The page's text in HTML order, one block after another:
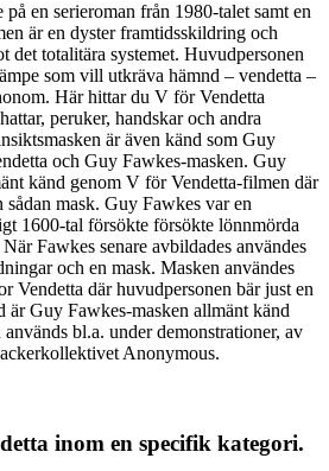
en serieroman från 1980-talet samt en
är en dyster framtidsskildring och
det totalitära systemet. Huvudpersonen
som vill utkräva hämnd – vendetta –
Här hittar du V för Vendetta
peruker, handskar och andra
är även känd som Guy
och Guy Fawkes-masken. Guy
känd genom V för Vendetta-filmen där
sådan mask. Guy Fawkes var en
1600-tal försökte försökte lönnmörda
Fawkes senare avbildades användes
och en mask. Masken användes
Vendetta där huvudpersonen bär just en
är Guy Fawkes-masken allmänt känd
bl.a. under demonstrationer, av
Anonymous.
inom en specifik kategori.